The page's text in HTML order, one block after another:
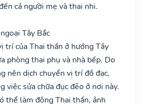
cả người mẹ và thai nhi.
Tây Bắc
trí của Thai thần ở hướng Tây
phòng thai phụ và nhà bếp. Do
nên dịch chuyển vị trí đồ đạc,
việc sửa chữa đục đẽo ở nơi này.
thể làm động Thai thần, ảnh